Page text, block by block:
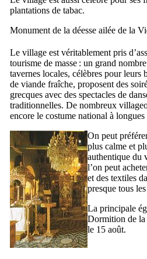
plantations de tabac.
Monument de la déesse ailée de la
Le village est véritablement pris
tourisme de masse : un grand
tavernes locales, célèbres pour leurs
de viande fraîche, proposent des
grecques avec des spectacles de
traditionnelles. De nombreux
encore le costume national à longues
On peut
plus calme et
authentique du
l’on peut
et des textiles
presque tous
La principale
Dormition de la
le 15 août.